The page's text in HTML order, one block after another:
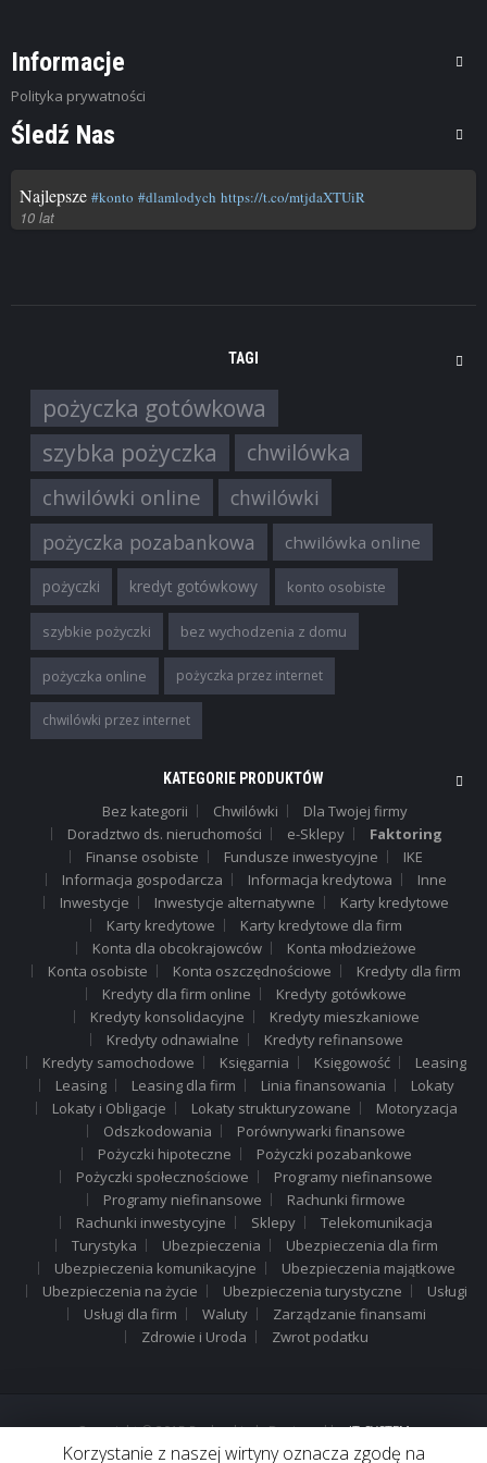
Informacje
Polityka prywatności
Śledź Nas
Najlepsze #konto #dlamlodych https://t.co/mtjdaXTUiR
10 lat
TAGI
pożyczka gotówkowa
szybka pożyczka
chwilówka
chwilówki online
chwilówki
pożyczka pozabankowa
chwilówka online
pożyczki kredyt gotówkowy konto osobiste
szybkie pożyczki bez wychodzenia z domu
pożyczka online pożyczka przez internet
chwilówki przez internet
KATEGORIE PRODUKTÓW
Bez kategorii Chwilówki
Dla Twojej firmy
Doradztwo ds. nieruchomości
e-Sklepy
Faktoring
Finanse osobiste
Fundusze inwestycyjne
IKE
Informacja gospodarcza
Informacja kredytowa
Inne
Inwestycje
Inwestycje alternatywne
Karty kredytowe
Karty kredytowe
Karty kredytowe dla firm
Konta dla obcokrajowców
Konta młodzieżowe
Konta osobiste
Konta oszczędnościowe
Kredyty dla firm
Kredyty dla firm online
Kredyty gotówkowe
Kredyty konsolidacyjne
Kredyty mieszkaniowe
Kredyty odnawialne
Kredyty refinansowe
Kredyty samochodowe
Księgarnia Księgowość
Leasing
Leasing
Leasing dla firm Linia finansowania
Lokaty
Lokaty i Obligacje
Lokaty strukturyzowane
Motoryzacja
Odszkodowania
Porównywarki finansowe
Pożyczki hipoteczne
Pożyczki pozabankowe
Pożyczki społecznościowe
Programy niefinansowe
Programy niefinansowe
Rachunki firmowe
Rachunki inwestycyjne
Sklepy
Telekomunikacja
Turystyka
Ubezpieczenia
Ubezpieczenia dla firm
Ubezpieczenia komunikacyjne
Ubezpieczenia majątkowe
Ubezpieczenia na życie
Ubezpieczenia turystyczne
Usługi
Usługi dla firm
Waluty
Zarządzanie finansami
Zdrowie i Uroda
Zwrot podatku
Copyright © 2015 Rachunki.pl . Designed byIT-SYSTEM
Korzystanie z naszej wirtyny oznacza zgodę na